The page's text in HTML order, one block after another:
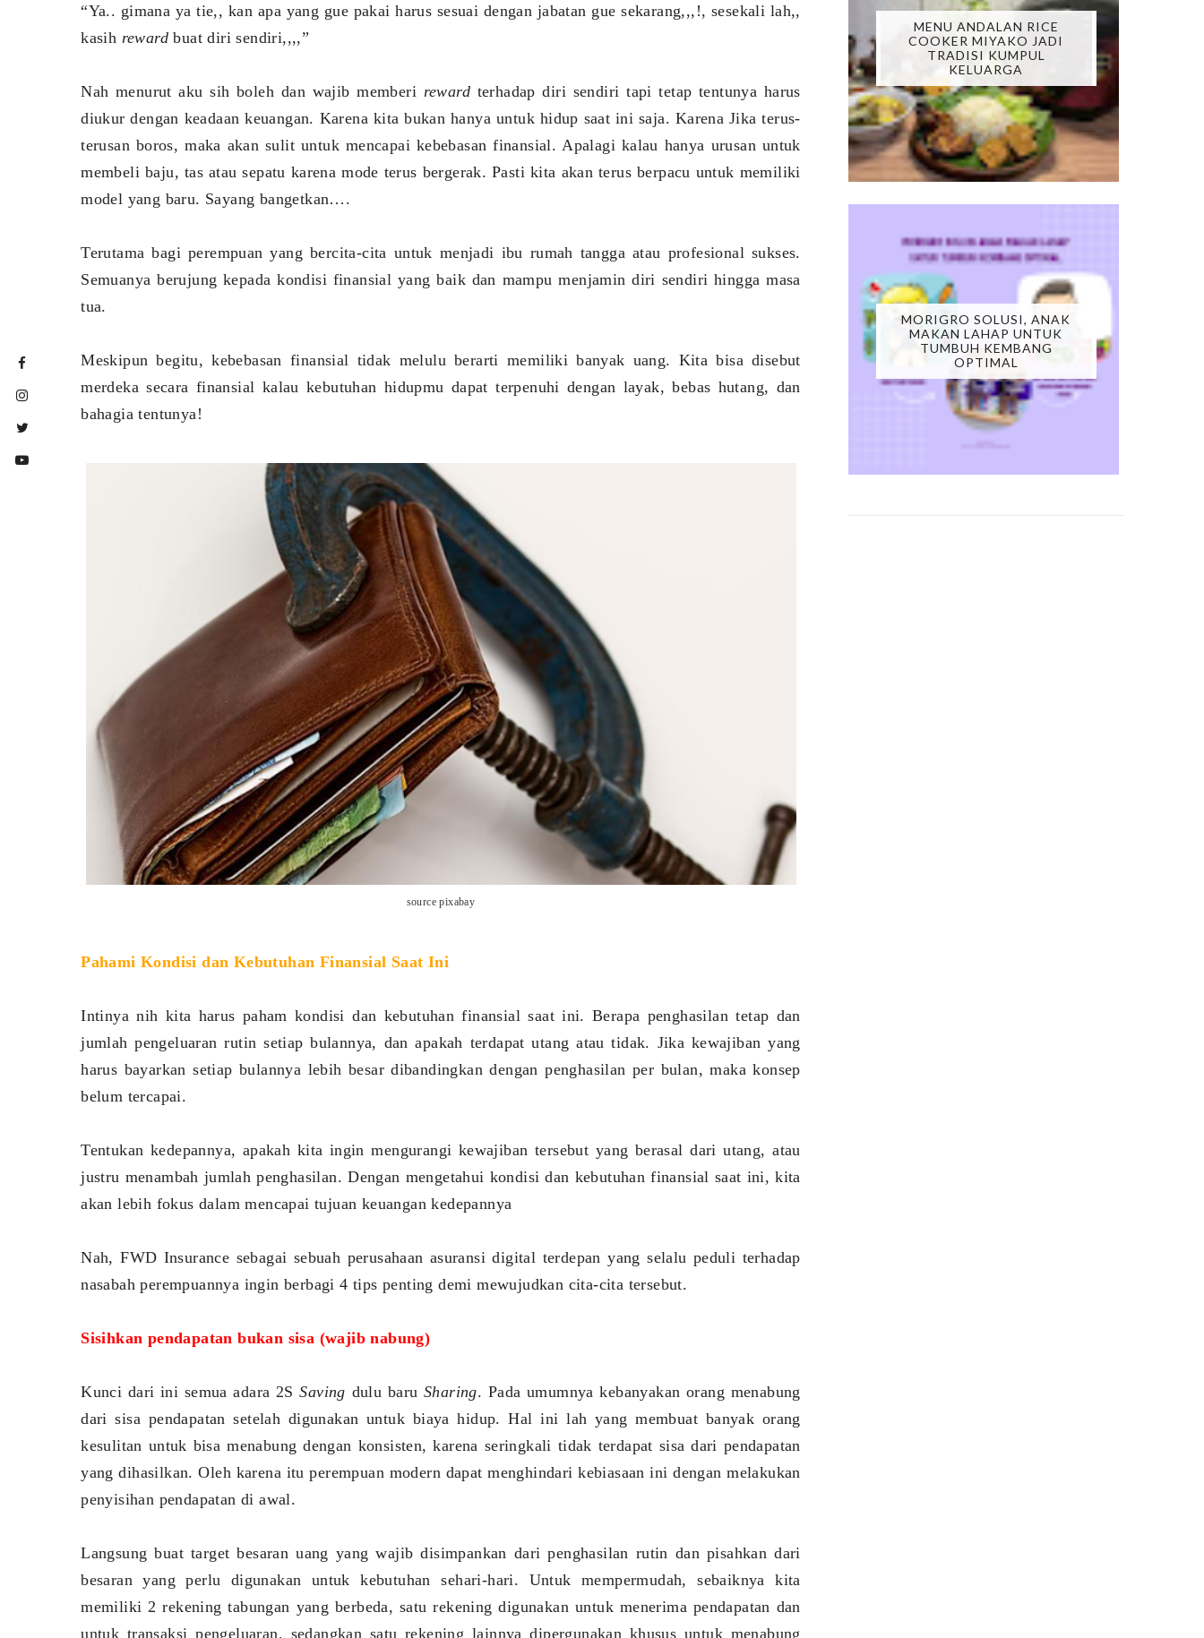
“Ya.. gimana ya tie,, kan apa yang gue pakai harus sesuai dengan jabatan gue sekarang,,,!, sesekali lah,,
kasih reward buat diri sendiri,,,,”
Nah menurut aku sih boleh dan wajib memberi reward terhadap diri sendiri tapi tetap tentunya harus
diukur dengan keadaan keuangan. Karena kita bukan hanya untuk hidup saat ini saja. Karena Jika terus-
terusan boros, maka akan sulit untuk mencapai kebebasan finansial. Apalagi kalau hanya urusan untuk
membeli baju, tas atau sepatu karena mode terus bergerak. Pasti kita akan terus berpacu untuk memiliki
model yang baru. Sayang bangetkan….
Terutama bagi perempuan yang bercita-cita untuk menjadi ibu rumah tangga atau profesional sukses.
Semuanya berujung kepada kondisi finansial yang baik dan mampu menjamin diri sendiri hingga masa
tua.
Meskipun begitu, kebebasan finansial tidak melulu berarti memiliki banyak uang. Kita bisa disebut
merdeka secara finansial kalau kebutuhan hidupmu dapat terpenuhi dengan layak, bebas hutang, dan
bahagia tentunya!
source pixabay
Pahami Kondisi dan Kebutuhan Finansial Saat Ini
Intinya nih kita harus paham kondisi dan kebutuhan finansial saat ini. Berapa penghasilan tetap dan
jumlah pengeluaran rutin setiap bulannya, dan apakah terdapat utang atau tidak. Jika kewajiban yang
harus bayarkan setiap bulannya lebih besar dibandingkan dengan penghasilan per bulan, maka konsep
belum tercapai.
Tentukan kedepannya, apakah kita ingin mengurangi kewajiban tersebut yang berasal dari utang, atau
justru menambah jumlah penghasilan. Dengan mengetahui kondisi dan kebutuhan finansial saat ini, kita
akan lebih fokus dalam mencapai tujuan keuangan kedepannya
Nah, FWD Insurance sebagai sebuah perusahaan asuransi digital terdepan yang selalu peduli terhadap
nasabah perempuannya ingin berbagi 4 tips penting demi mewujudkan cita-cita tersebut.
Sisihkan pendapatan bukan sisa (wajib nabung)
Kunci dari ini semua adara 2SSaving dulu baru Sharing. Pada umumnya kebanyakan orang menabung
dari sisa pendapatan setelah digunakan untuk biaya hidup. Hal ini lah yang membuat banyak orang
kesulitan untuk bisa menabung dengan konsisten, karena seringkali tidak terdapat sisa dari pendapatan
yang dihasilkan. Oleh karena itu perempuan modern dapat menghindari kebiasaan ini dengan melakukan
penyisihan pendapatan di awal.
Langsung buat target besaran uang yang wajib disimpankan dari penghasilan rutin dan pisahkan dari
besaran yang perlu digunakan untuk kebutuhan sehari-hari. Untuk mempermudah, sebaiknya kita
memiliki 2 rekening tabungan yang berbeda, satu rekening digunakan untuk menerima pendapatan dan
untuk transaksi pengeluaran, sedangkan satu rekening lainnya dipergunakan khusus untuk menabung
MENU ANDALAN RICE
COOKER MIYAKO JADI
TRADISI KUMPUL
KELUARGA
MORIGRO SOLUSI, ANAK
MAKAN LAHAP UNTUK
TUMBUH KEMBANG
OPTIMAL